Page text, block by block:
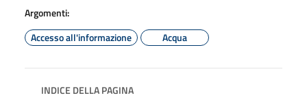
Argomenti:
Accesso all'informazione
Acqua
INDICE DELLA PAGINA